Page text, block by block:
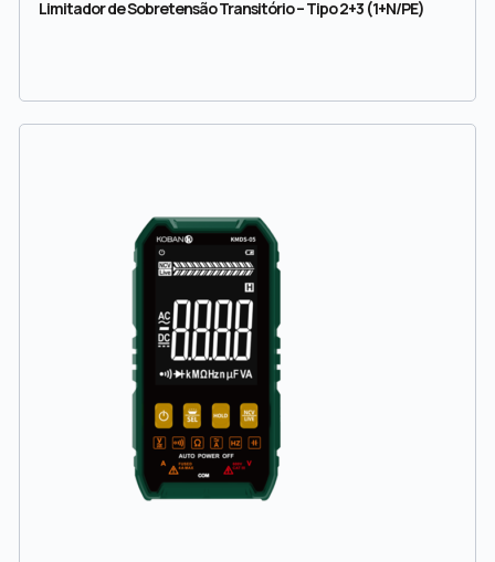
Limitador de Sobretensão Transitório – Tipo 2+3 (1+N/PE)